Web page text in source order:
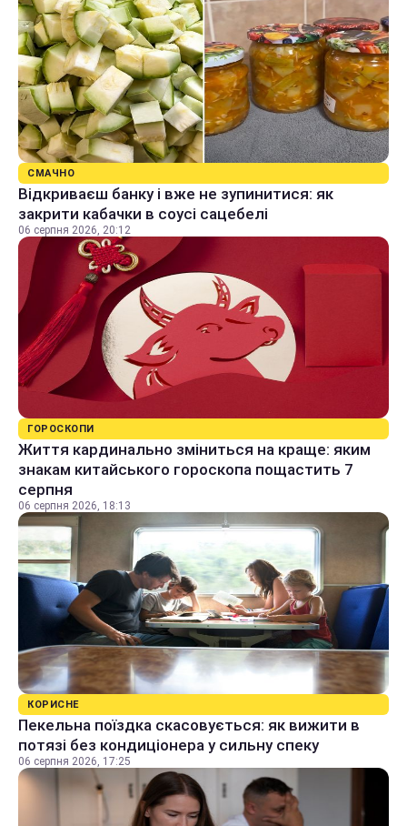
СМАЧНО
Відкриваєш банку і вже не зупинитися: як
закрити кабачки в соусі сацебелі
06 серпня 2026, 20:12
ГОРОСКОПИ
Життя кардинально зміниться на краще: яким
знакам китайського гороскопа пощастить 7
серпня
06 серпня 2026, 18:13
КОРИСНЕ
Пекельна поїздка скасовується: як вижити в
потязі без кондиціонера у сильну спеку
06 серпня 2026, 17:25